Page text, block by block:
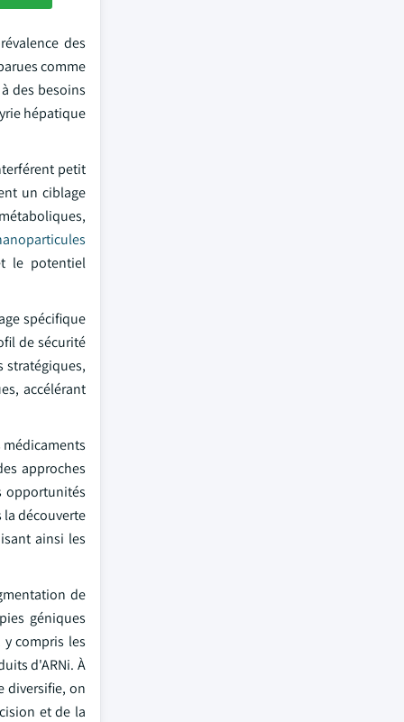
des
comme
des besoins
hépatique
petit
un ciblage
le potentiel
spécifique
de sécurité
stratégiques,
accélérant
médicaments
approches
opportunités
découverte
ainsi les
de
géniques
compris les
d'ARNi. À
diversifie, on
et de la